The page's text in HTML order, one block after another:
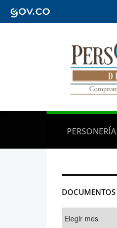
PERSONERÍA
DOCUMENTOS